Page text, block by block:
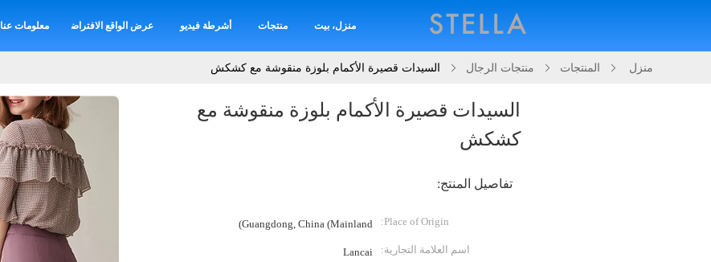
منزل، بيت منتجات أشرطة فيديو عرض الواقع الافتراضي معلومات عنا
منزل المنتجات منتجات الرجال السيدات قصيرة الأكمام بلوزة منقوشة مع كشكش
السيدات قصيرة الأكمام بلوزة منقوشة مع
كشكش
تفاصيل المنتج:
Place of Origin:
Guangdong, China (Mainland)
اسم العلامة التجارية: Lancai